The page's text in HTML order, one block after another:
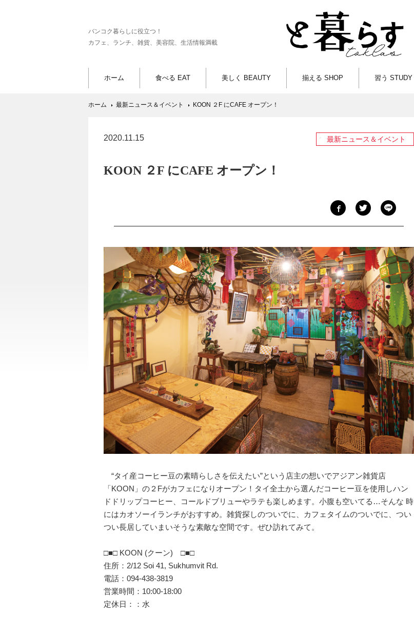
バンコク暮らしに役立つ！
カフェ、ランチ、雑貨、美容院、生活情報満載
ホーム 食べる EAT 美しく BEAUTY 揃える SHOP 習う STUDY
ホーム 最新ニュース＆イベント KOON ２F にCAFE オープン！
2020.11.15 最新ニュース＆イベント
KOON ２F にCAFE オープン！
“タイ産コーヒー豆の素晴らしさを伝えたい”という店主の想いでアジアン雑貨店
「KOON」の２Fがカフェになりオープン！タイ全土から選んだコーヒー豆を使用しハン
ドドリップコーヒー、コールドブリューやラテも楽しめます。小腹も空いてる…そんな 時
にはカオソーイランチがおすすめ。雑貨探しのついでに、カフェタイムのついでに、つい
つい長居していまいそうな素敵な空間です。ぜひ訪れてみて。
□■□ KOON (クーン) □■□
住所：2/12 Soi 41, Sukhumvit Rd.
電話：094-438-3819
営業時間：10:00-18:00
定休日：：水